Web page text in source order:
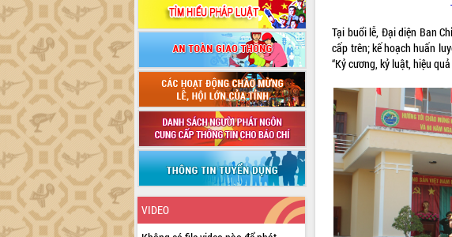
VIDEO
Tại buổi lễ, Đại diện Ban
cấp trên; kế hoạch huấn
“Kỷ cương, kỷ luật, hiệu